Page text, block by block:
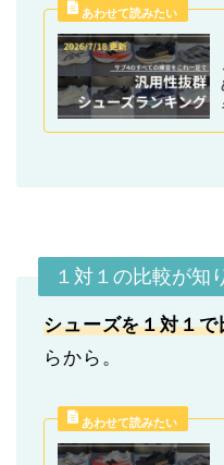
１対１の比較が知
シューズを１対１で
らから。